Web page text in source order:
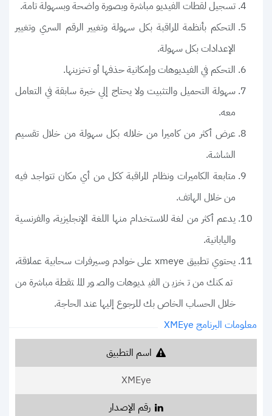
تسجيل لقطات الفيديو مباشرة وبصورة واضحة وبسهولة تامة.
التحكم بأنظمة المراقبة بكل سهولة وتغيير الرقم السري وتغيير
الإعدادات بكل سهولة.
التحكم في الفيديوهات وإمكانية حذفها أو تخزينها.
سهولة التحميل والتثبيت ولا يحتاج إلي خبرة سابقة في التعامل
معه.
عرض أكثر من كاميرا من خلاله بكل سهولة من خلال تقسيم
الشاشة.
متابعة الكاميرات ونظام المراقبة ككل من أي مكان تتواجد فيه
من خلال الهاتف.
يدعم أكثر من لغة للاستخدام منها اللغة الإنجليزية، والفرنسية
واليابانية.
يحتوي تطبيق xmeye على خوادم وسيرفرات سحابية عملاقة،
تمكنك من تخزين الفيديوهات والصور الملتقطة مباشرة من
خلال الحساب الخاص بك للرجوع إليها عند الحاجة.
معلومات البرنامج XMEye
اسم التطبيق
XMEye
رقم الإصدار